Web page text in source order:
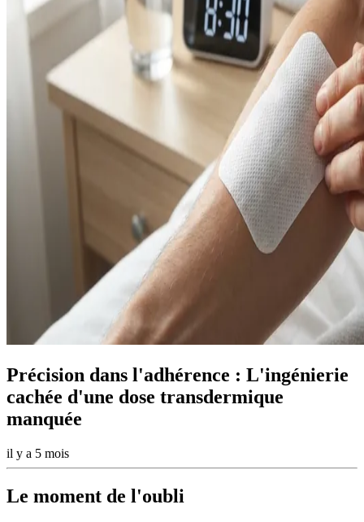
Précision dans l'adhérence : L'ingénierie
cachée d'une dose transdermique
manquée
il y a 5 mois
Le moment de l'oubli